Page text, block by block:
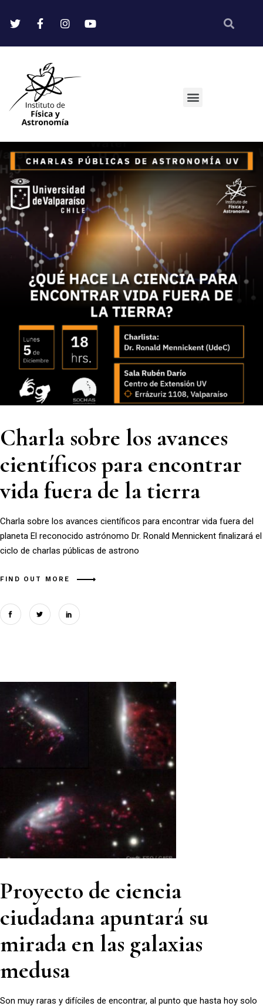
Charla sobre los avances
científicos para encontrar
vida fuera de la tierra
Charla sobre los avances científicos para encontrar vida fuera del
planeta El reconocido astrónomo Dr. Ronald Mennickent finalizará el
ciclo de charlas públicas de astrono
FIND OUT MORE
Proyecto de ciencia
ciudadana apuntará su
mirada en las galaxias
medusa
Son muy raras y difíciles de encontrar, al punto que hasta hoy solo